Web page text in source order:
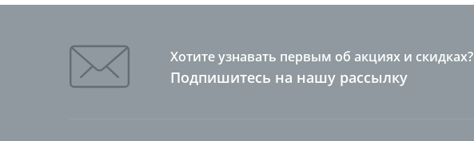
Хотите узнавать первым об акциях и скидках?
Подпишитесь на нашу рассылку